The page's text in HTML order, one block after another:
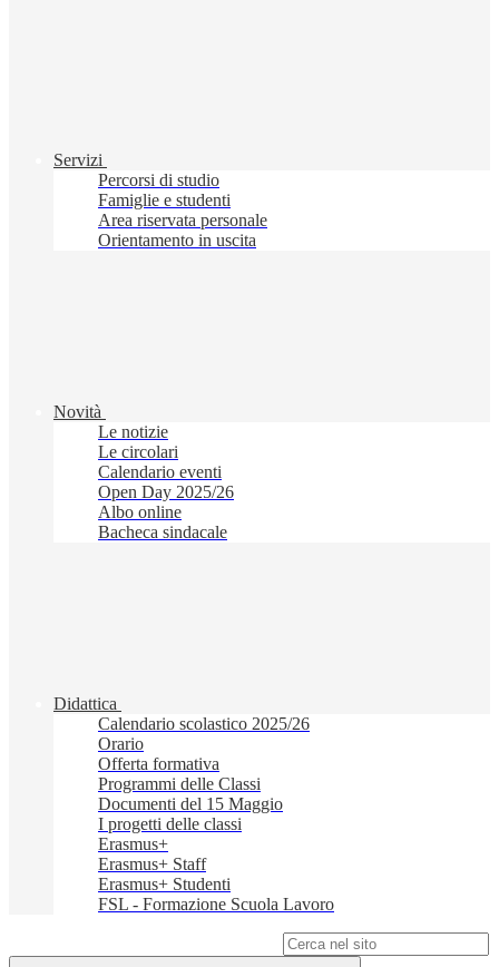
Servizi
Percorsi di studio
Famiglie e studenti
Area riservata personale
Orientamento in uscita
Novità
Le notizie
Le circolari
Calendario eventi
Open Day 2025/26
Albo online
Bacheca sindacale
Didattica
Calendario scolastico 2025/26
Orario
Offerta formativa
Programmi delle Classi
Documenti del 15 Maggio
I progetti delle classi
Erasmus+
Erasmus+ Staff
Erasmus+ Studenti
FSL - Formazione Scuola Lavoro